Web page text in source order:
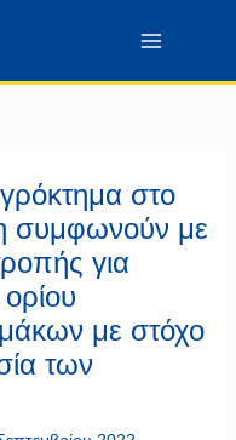
στο
συμφωνούν με
για
με στόχο
των